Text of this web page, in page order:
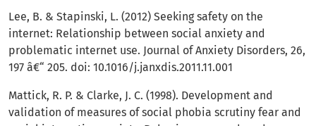
Lee, B. & Stapinski, L. (2012) Seeking safety on the
internet: Relationship between social anxiety and
problematic internet use. Journal of Anxiety Disorders, 26,
197 â€“ 205. doi: 10.1016/j.janxdis.2011.11.001
Mattick, R. P. & Clarke, J. C. (1998). Development and
validation of measures of social phobia scrutiny fear and